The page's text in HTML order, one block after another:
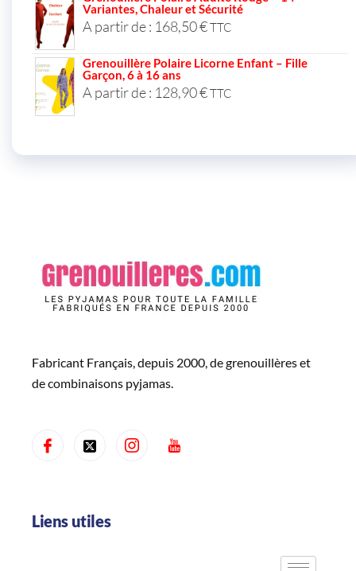
Variantes, Chaleur et Sécurité
A partir de : 168,50€TTC
Grenouillère Polaire Licorne Enfant – Fille
Garçon, 6 à 16 ans
A partir de : 128,90€TTC
Fabricant Français, depuis 2000, de grenouillères et
de combinaisons pyjamas.
Liens utiles